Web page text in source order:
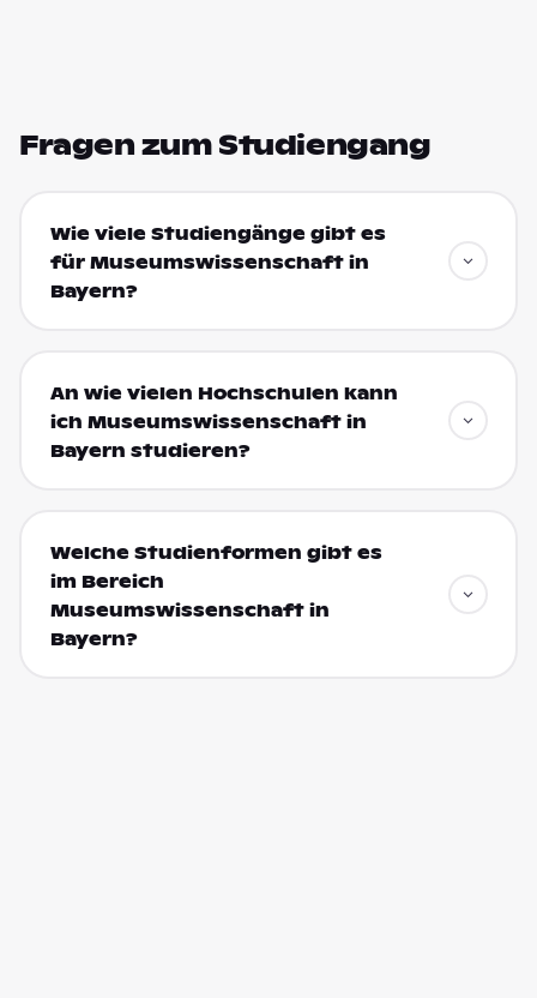
Fragen zum Studiengang
Wie viele Studiengänge gibt es
für Museumswissenschaft in
Bayern?
An wie vielen Hochschulen kann
ich Museumswissenschaft in
Bayern studieren?
Welche Studienformen gibt es
im Bereich
Museumswissenschaft in
Bayern?